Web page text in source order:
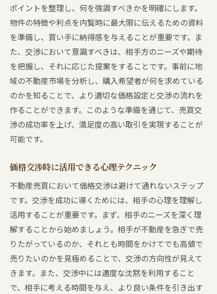
ポイントを整理し、何を強調すべきかを明確にします。
物件の特徴や利点を内覧時に最大限に伝えるための資料
を準備し、買い手に納得感を与えることが重要です。ま
た、交渉において意識すべきは、相手方のニーズや期待
を把握し、それに応じた提案をすることです。事前に地
域の不動産市場を分析し、購入希望者が何を求めている
のかを知ることで、より適切な価格設定と交渉の流れを
作ることができます。このような準備を通じて、売買交
渉の成功率を上げ、満足度の高い取引を実現することが
可能です。
価格交渉時に活用できる心理テクニック
不動産売買において価格交渉は避けて通れないステップ
です。交渉を成功に導くためには、相手の心理を理解し
活用することが重要です。まず、相手のニーズを深く理
解することから始めましょう。相手が不動産を急ぎで売
りたがっているのか、それとも時間をかけてでも高値で
売りたいのかを見極めることで、交渉の方向性が見えて
きます。また、交渉中には適度な沈黙を利用すること
で、相手に考える時間を与え、より良い条件を引き出す